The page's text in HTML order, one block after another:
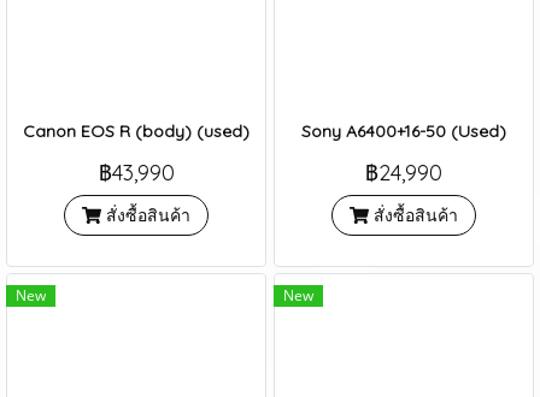
Canon EOS R (body) (used)
฿43,990
สั่งซื้อสินค้า
Sony A6400+16-50 (Used)
฿24,990
สั่งซื้อสินค้า
New New